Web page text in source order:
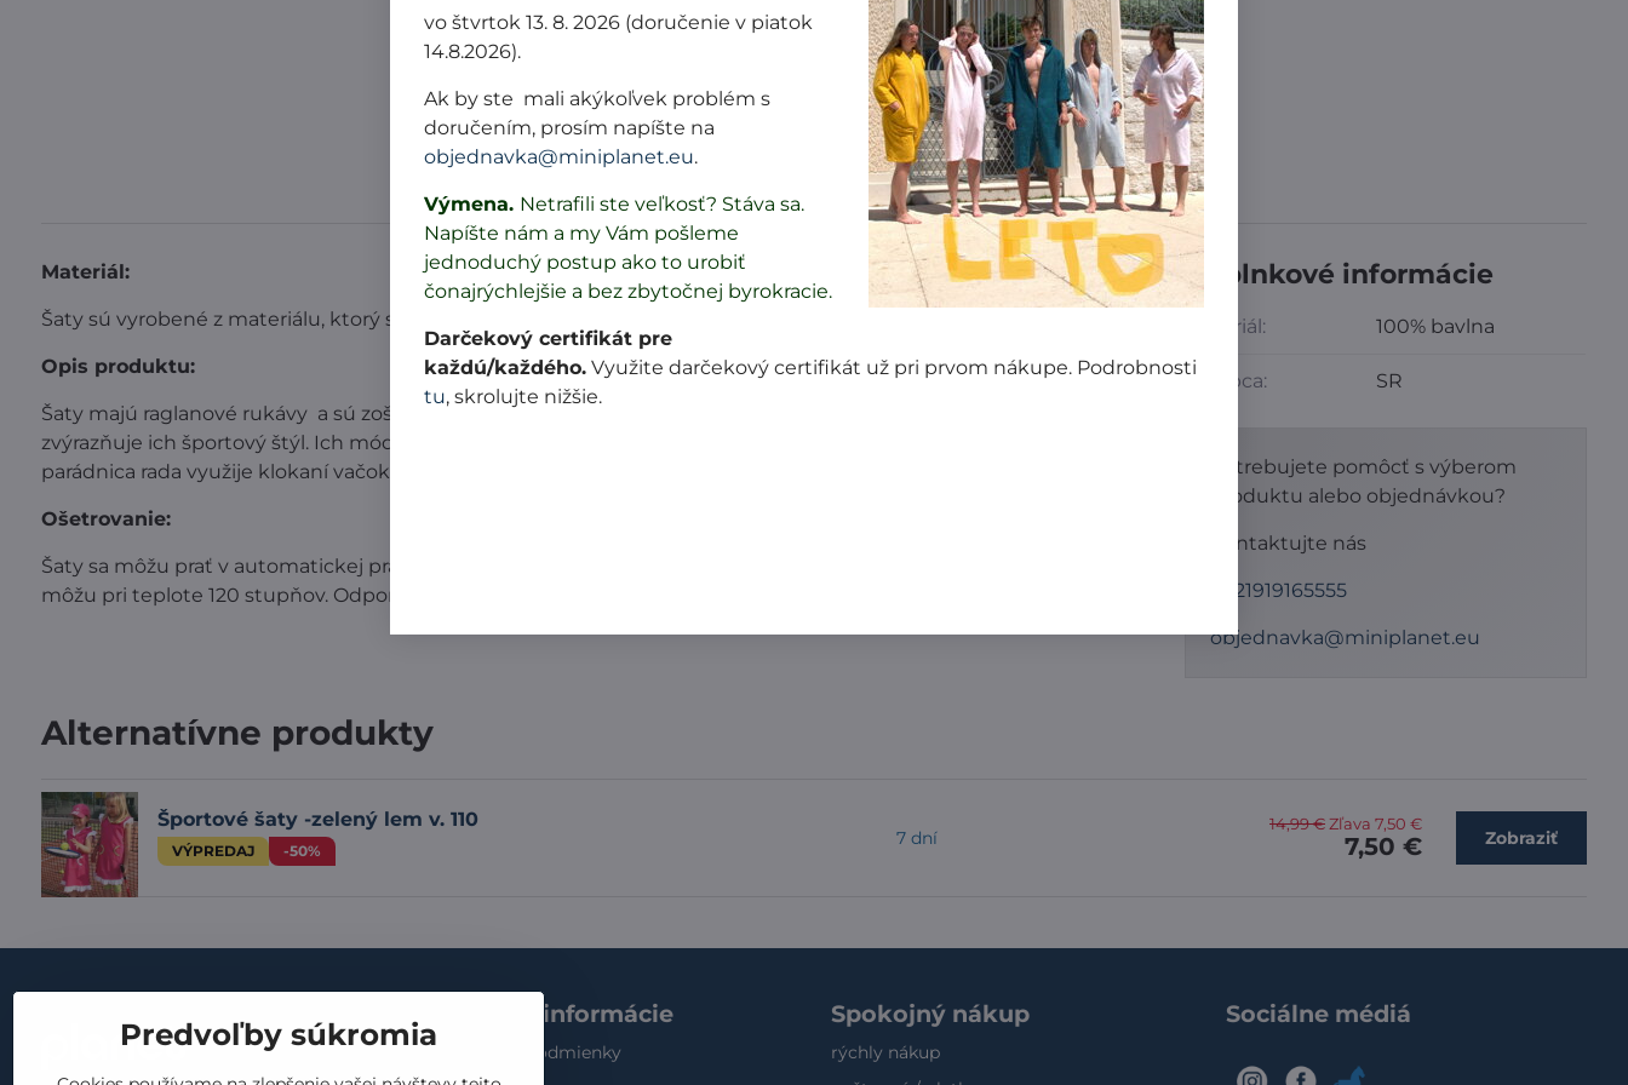
60,99 € doručíme za 3,99 €
61 € doručíme za 1,99 €
101 € a viac doručíme zadarmo!
Popis Recenzie Diskusia 0
Materiál:
Šaty sú vyrobené z materiálu, ktorý sa používa na športové košele a je to 100% bavlna vyrobená na Morave.
Opis produktu:
Šaty majú raglanové rukávy a sú zošité z viacerých dielov, aby zvýraznili dievčenskú postavu. Majú kapucňu, ktorá
zvýrazňuje ich športový štýl. Ich módny štýl zasa dolaďuje limetkové (slabo zelené) štepovanie. Každá malá
parádnica rada využije klokaní vačok s pekným patentovým lemovaním. Dĺžka šiat je pre veľkosť 116: 56 cm.
Ošetrovanie:
Šaty sa môžu prať v automatickej práčke vo vode do 30 stupňov. Ich skrátenie po opratí môže býť až 2cm. Žehliť sa
môžu pri teplote 120 stupňov. Odporúčame používať pracie prostriedky šetriace farbu materiálu.
Doplnkové informácie
Materiál: 100% bavlna
Výrobca: SR
Potrebujete pomôcť s výberom
produktu alebo objednávkou?
Kontaktujte nás
+421919165555
objednavka@miniplanet.eu
Alternatívne produkty
Športové šaty -zelený lem v. 110
VÝPREDAJ -50%
7 dní 7,50 €
14,99 € Zľava 7,50 €
Zobraziť
Dôležité informácie
obchodné podmienky
Spokojný nákup
rýchly nákup
Sociálne médiá
Predvoľby súkromia
vo štvrtok 13. 8. 2026 (doručenie v piatok
14.8.2026).
Ak by ste mali akýkoľvek problém s
doručením, prosím napíšte na
objednavka@miniplanet.eu.
Výmena. Netrafili ste veľkosť? Stáva sa.
Napíšte nám a my Vám pošleme
jednoduchý postup ako to urobiť
čonajrýchlejšie a bez zbytočnej byrokracie.
Darčekový certifikát pre
každú/každého. Využite darčekový certifikát už pri prvom nákupe. Podrobnosti
tu, skrolujte nižšie.